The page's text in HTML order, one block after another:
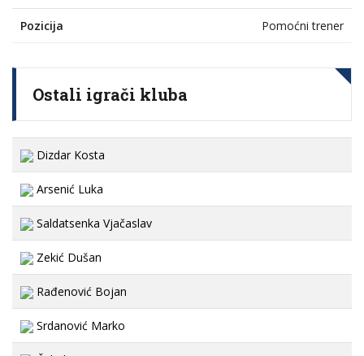
Pozicija Pomoćni trener
Ostali igrači kluba
Dizdar Kosta
Arsenić Luka
Saldatsenka Vjačaslav
Zekić Dušan
Rađenović Bojan
Srdanović Marko